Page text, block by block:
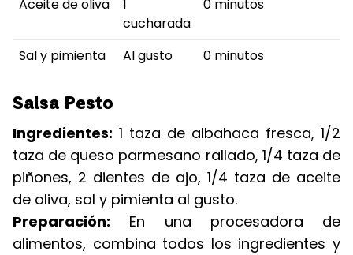
Aceite de oliva
1
cucharada
0 minutos
Sal y pimienta Al gusto 0 minutos
Salsa Pesto
Ingredientes: 1 taza de albahaca fresca, 1/2
taza de queso parmesano rallado, 1/4 taza de
piñones, 2 dientes de ajo, 1/4 taza de aceite
de oliva, sal y pimienta al gusto.
Preparación: En una procesadora de
alimentos, combina todos los ingredientes y